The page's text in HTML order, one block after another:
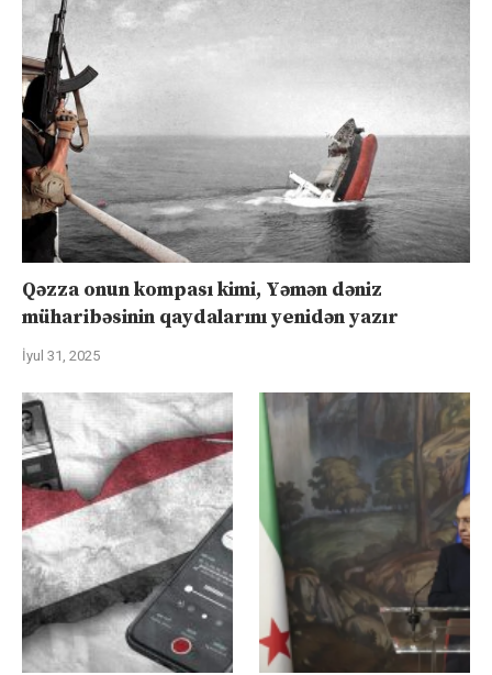
Qəzza onun kompası kimi, Yəmən dəniz
müharibəsinin qaydalarını yenidən yazır
İyul 31, 2025